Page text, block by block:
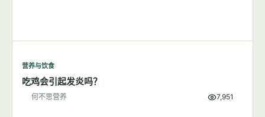
营养与饮食
吃鸡会引起发炎吗？
何不思营养 7,951